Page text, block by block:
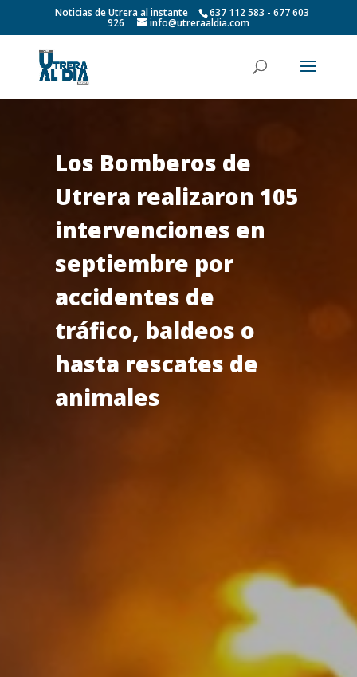
Noticias de Utrera al instante 637 112 583 - 677 603
926 info@utreraaldia.com
Los Bomberos de
Utrera realizaron 105
intervenciones en
septiembre por
accidentes de
tráfico, baldeos o
hasta rescates de
animales